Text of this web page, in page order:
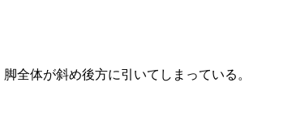
全体が斜め後方に引いてしまっている。